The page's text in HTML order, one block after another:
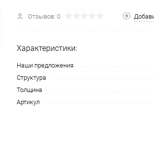
Отзывов: 0
Характеристики:
Наши предложения
Структура
Толщина
Артикул